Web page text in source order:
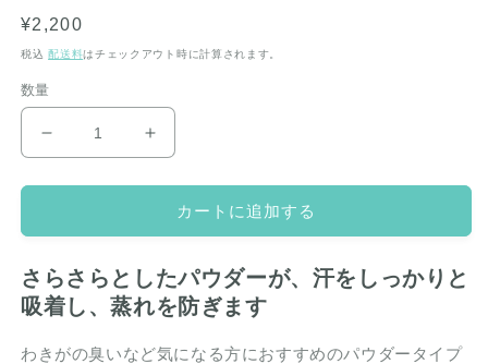
を
開
通
常
格
¥2,200
税込配送料はチェックアウト時に計算されます。
数量
パ
ウ
ダ
ー）
Ｄ
パ
ウ
ダ
ー）
カートに追加する
さらさらとしたパウダーが、汗をしっかりと
吸着し、蒸れを防ぎます
わきがの臭いなど気になる方におすすめのパウダータイプ